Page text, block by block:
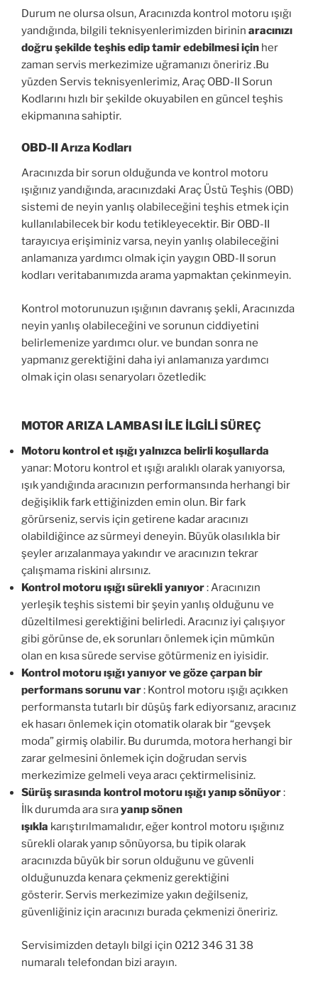
Durum ne olursa olsun, Aracınızda kontrol motoru ışığı
yandığında, bilgili teknisyenlerimizden birinin aracınızı
doğru şekilde teşhis edip tamir edebilmesi için her
zaman servis merkezimize uğramanızı öneririz .Bu
yüzden Servis teknisyenlerimiz, Araç OBD-II Sorun
Kodlarını hızlı bir şekilde okuyabilen en güncel teşhis
ekipmanına sahiptir.
OBD-II Arıza Kodları
Aracınızda bir sorun olduğunda ve kontrol motoru
ışığınız yandığında, aracınızdaki Araç Üstü Teşhis (OBD)
sistemi de neyin yanlış olabileceğini teşhis etmek için
kullanılabilecek bir kodu tetikleyecektir. Bir OBD-II
tarayıcıya erişiminiz varsa, neyin yanlış olabileceğini
anlamanıza yardımcı olmak için yaygın OBD-II sorun
kodları veritabanımızda arama yapmaktan çekinmeyin.
Kontrol motorunuzun ışığının davranış şekli, Aracınızda
neyin yanlış olabileceğini ve sorunun ciddiyetini
belirlemenize yardımcı olur. ve bundan sonra ne
yapmanız gerektiğini daha iyi anlamanıza yardımcı
olmak için olası senaryoları özetledik:
MOTOR ARIZA LAMBASI İLE İLGİLİ SÜREÇ
Motoru kontrol et ışığı yalnızca belirli koşullarda
yanar: Motoru kontrol et ışığı aralıklı olarak yanıyorsa,
ışık yandığında aracınızın performansında herhangi bir
değişiklik fark ettiğinizden emin olun. Bir fark
görürseniz, servis için getirene kadar aracınızı
olabildiğince az sürmeyi deneyin. Büyük olasılıkla bir
şeyler arızalanmaya yakındır ve aracınızın tekrar
çalışmama riskini alırsınız.
Kontrol motoru ışığı sürekli yanıyor: Aracınızın
yerleşik teşhis sistemi bir şeyin yanlış olduğunu ve
düzeltilmesi gerektiğini belirledi. Aracınız iyi çalışıyor
gibi görünse de, ek sorunları önlemek için mümkün
olan en kısa sürede servise götürmeniz en iyisidir.
Kontrol motoru ışığı yanıyor ve göze çarpan bir
performans sorunu var: Kontrol motoru ışığı açıkken
performansta tutarlı bir düşüş fark ediyorsanız, aracınız
ek hasarı önlemek için otomatik olarak bir “gevşek
moda” girmiş olabilir. Bu durumda, motora herhangi bir
zarar gelmesini önlemek için doğrudan servis
merkezimize gelmeli veya aracı çektirmelisiniz.
Sürüş sırasında kontrol motoru ışığı yanıp sönüyor:
İlk durumda ara sırayanıp sönen
ışıkla karıştırılmamalıdır, eğer kontrol motoru ışığınız
sürekli olarak yanıp sönüyorsa, bu tipik olarak
aracınızda büyük bir sorun olduğunu ve güvenli
olduğunuzda kenara çekmeniz gerektiğini
gösterir. Servis merkezimize yakın değilseniz,
güvenliğiniz için aracınızı burada çekmenizi öneririz.
Servisimizden detaylı bilgi için 0212 346 31 38
numaralı telefondan bizi arayın.